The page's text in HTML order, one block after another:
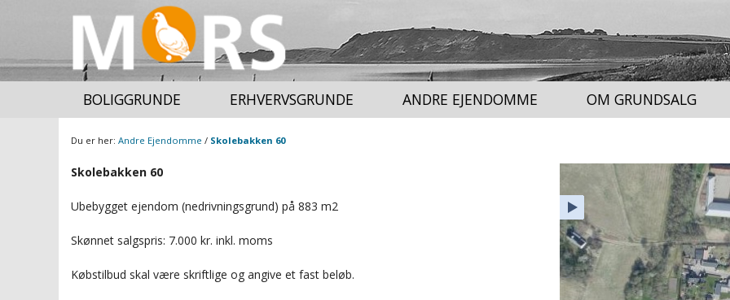
BOLIGGRUNDE ERHVERVSGRUNDE ANDRE EJENDOMME OM GRUNDSALG
Du er her: Andre Ejendomme / Skolebakken 60
TILBAGE
ORTOFOTO FORÅR (NYESTE
ORTOFOTO)
BAGGRUNDSKORT DÆMPET
TILBAGE
Skolebakken 60
Ubebygget ejendom (nedrivningsgrund) på 883 m2
Skønnet salgspris: 7.000 kr. inkl. moms
Købstilbud skal være skriftlige og angive et fast beløb.